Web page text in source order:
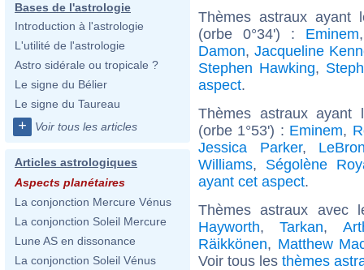
Bases de l'astrologie
Introduction à l'astrologie
L'utilité de l'astrologie
Astro sidérale ou tropicale ?
Le signe du Bélier
Le signe du Taureau
+ Voir tous les articles
Articles astrologiques
Aspects planétaires
La conjonction Mercure Vénus
La conjonction Soleil Mercure
Lune AS en dissonance
La conjonction Soleil Vénus
Thèmes astraux ayant
(orbe 0°34') : Eminem
Damon, Jacqueline
Stephen Hawking,
aspect.
Thèmes astraux ayant
(orbe 1°53') : Eminem,
Jessica Parker,
Williams, Ségolène
ayant cet aspect.
Thèmes astraux avec
Hayworth,Tarkan,
Räikkönen, Matthew
Voir tous les thèmes